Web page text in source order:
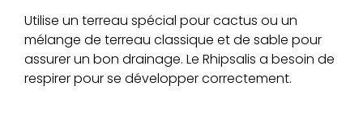
Utilise un terreau spécial pour cactus ou un
mélange de terreau classique et de sable pour
assurer un bon drainage. Le Rhipsalis a besoin de
respirer pour se développer correctement.